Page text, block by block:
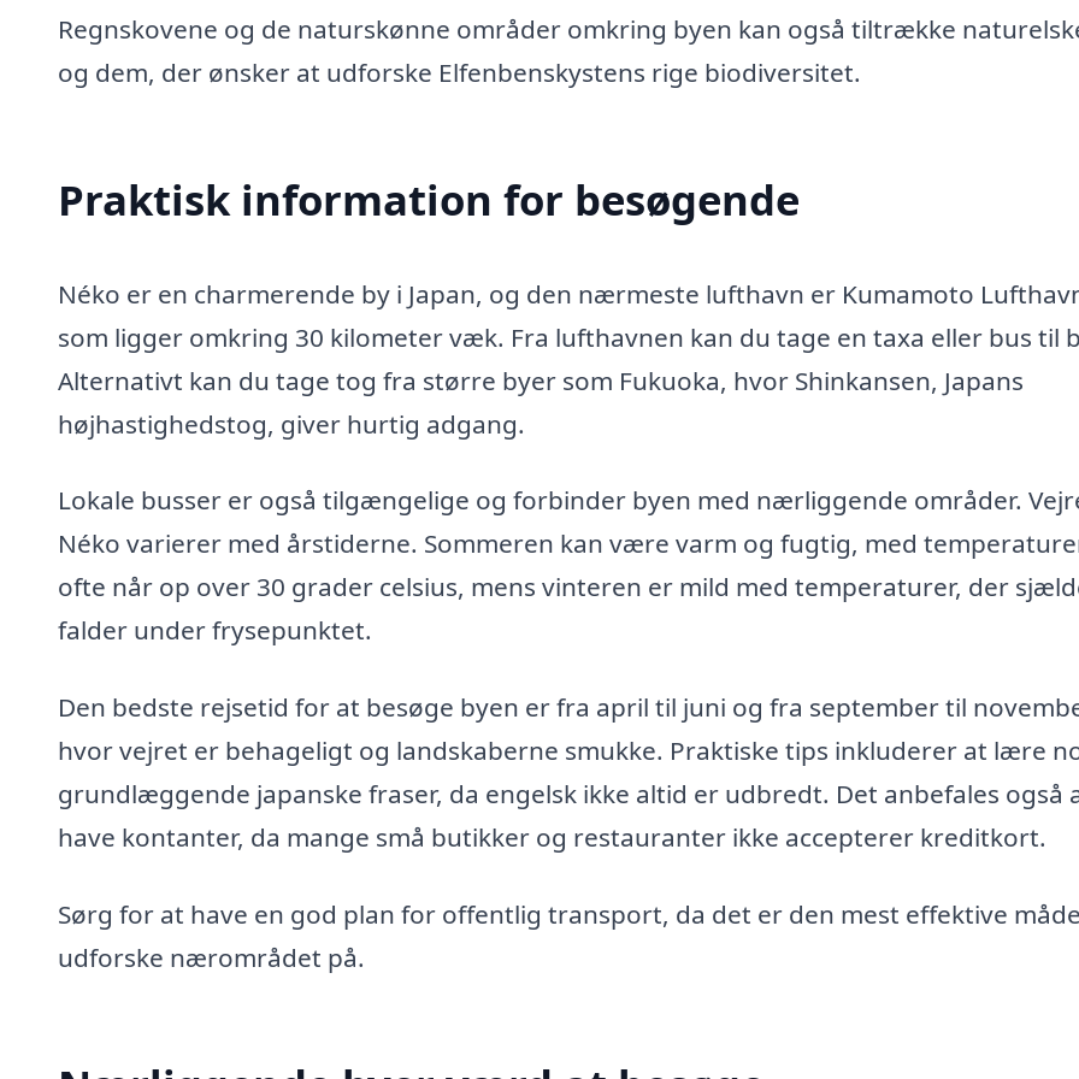
Regnskovene og de naturskønne områder omkring byen kan også tiltrække
og dem, der ønsker at udforske Elfenbenskystens rige biodiversitet.
Praktisk information for besøgende
Néko er en charmerende by i Japan, og den nærmeste lufthavn er Kumamoto
som ligger omkring 30 kilometer væk. Fra lufthavnen kan du tage en taxa eller bus til
Alternativt kan du tage tog fra større byer som Fukuoka, hvor Shinkansen, Japans
højhastighedstog, giver hurtig adgang.
Lokale busser er også tilgængelige og forbinder byen med nærliggende områder.
Néko varierer med årstiderne. Sommeren kan være varm og fugtig, med
ofte når op over 30 grader celsius, mens vinteren er mild med temperaturer, der
falder under frysepunktet.
Den bedste rejsetid for at besøge byen er fra april til juni og fra september til
hvor vejret er behageligt og landskaberne smukke. Praktiske tips inkluderer at lære
grundlæggende japanske fraser, da engelsk ikke altid er udbredt. Det anbefales også
have kontanter, da mange små butikker og restauranter ikke accepterer kreditkort.
Sørg for at have en god plan for offentlig transport, da det er den mest effektive
udforske nærområdet på.